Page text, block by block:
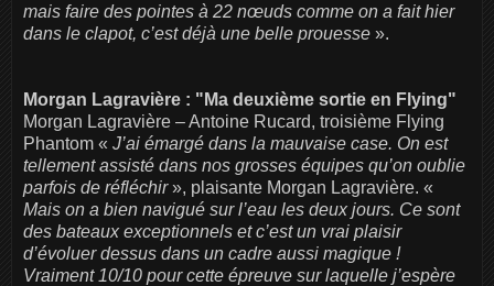
mais faire des pointes à 22 nœuds comme on a fait hier
dans le clapot, c’est déjà une belle prouesse ».
Morgan Lagravière : "Ma deuxième sortie en Flying"
Morgan Lagravière – Antoine Rucard, troisième Flying
Phantom « J’ai émargé dans la mauvaise case. On est
tellement assisté dans nos grosses équipes qu’on oublie
parfois de réfléchir», plaisante Morgan Lagravière. «
Mais on a bien navigué sur l’eau les deux jours. Ce sont
des bateaux exceptionnels et c’est un vrai plaisir
d’évoluer dessus dans un cadre aussi magique !
Vraiment 10/10 pour cette épreuve sur laquelle j’espère